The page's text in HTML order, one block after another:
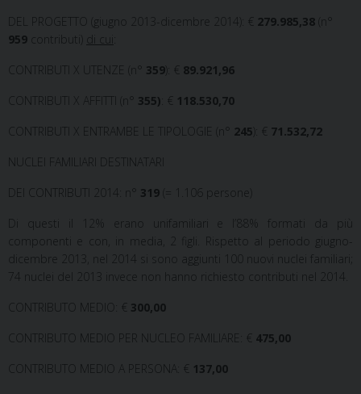
DEL PROGETTO (giugno 2013-dicembre 2014): € 279.985,38 (n°
959 contributi) di cui
CONTRIBUTI X UTENZE (n° 359 ): € 89.921,96
CONTRIBUTI X AFFITTI (n° 355) : € 118.530,70
CONTRIBUTI X ENTRAMBE LE TIPOLOGIE (n° 245 ): € 71.532,72
NUCLEI FAMILIARI DESTINATARI
DEI CONTRIBUTI 2014: n° 319
(= 1.106 persone)
Di questi il 12% erano unifamiliari e l’88% formati da più
componenti e con, in media, 2 figli. Rispetto al periodo giugno-
dicembre 2013, nel 2014 si sono aggiunti 100 nuovi nuclei familiari;
74 nuclei del 2013 invece non hanno richiesto contributi nel 2014.
CONTRIBUTO MEDIO: € 300,00
CONTRIBUTO MEDIO PER NUCLEO FAMILIARE: € 475,00
CONTRIBUTO MEDIO A PERSONA: € 137,00